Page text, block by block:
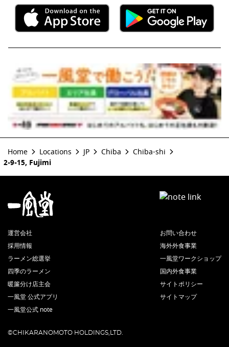
Home Locations JP Chiba
Chiba-shi
2-9-15, Fujimi
運営会社
採用情報
ラーメン総選挙
四季のラーメン
暖簾分け店主会
一風堂 公式アプリ
一風堂公式 note
お問い合わせ
海外外食事業
一風堂ワークショップ
国内外食事業
サイトポリシー
サイトマップ
©CHIKARANOMOTO HOLDINGS,LTD.